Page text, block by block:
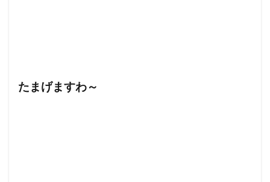
たまげますわ～